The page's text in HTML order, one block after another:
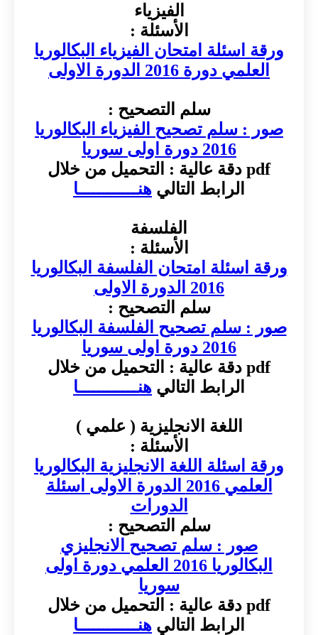
الفيزياء
الأسئلة :
ورقة اسئلة امتحان الفيزياء البكالوريا
العلمي دورة 2016 الدورة الاولى
سلم التصحيح :
صور : سلم تصحيح الفيزياء البكالوريا
2016 دورة اولى سوريا
pdf دقة عالية : التحميل من خلال
الرابط التالي هنــــــــــــا
الفلسفة
الأسئلة :
ورقة اسئلة امتحان الفلسفة البكالوريا
2016 الدورة الاولى
سلم التصحيح :
صور : سلم تصحيح الفلسفة البكالوريا
2016 دورة اولى سوريا
pdf دقة عالية : التحميل من خلال
الرابط التالي هنــــــــــــا
اللغة الانجليزية ( علمي )
الأسئلة :
ورقة اسئلة اللغة الانجليزية البكالوريا
العلمي 2016 الدورة الاولى اسئلة
الدورات
سلم التصحيح :
صور : سلم تصحيح الانجليزي
البكالوريا 2016 العلمي دورة اولى
سوريا
pdf دقة عالية : التحميل من خلال
الرابط التالي هنــــــــــــا